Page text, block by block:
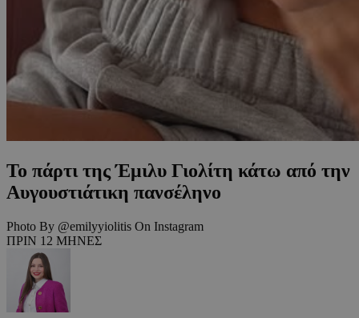
Το πάρτι της Έμιλυ Γιολίτη κάτω από την
Αυγουστιάτικη πανσέληνο
Photo By @emilyyiolitis On Instagram
ΠΡΙΝ 12 ΜΗΝΕΣ